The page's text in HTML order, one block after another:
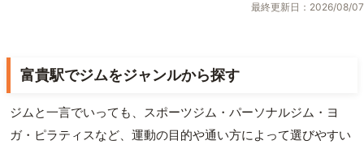
最終更新日：2026/08/07
富貴駅でジムをジャンルから探す
ジムと一言でいっても、スポーツジム・パーソナルジム・ヨ
ガ・ピラティスなど、運動の目的や通い方によって選びやすい